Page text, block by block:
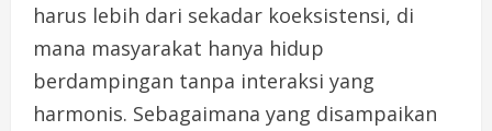
harus lebih dari sekadar koeksistensi, di
mana masyarakat hanya hidup
berdampingan tanpa interaksi yang
harmonis. Sebagaimana yang disampaikan